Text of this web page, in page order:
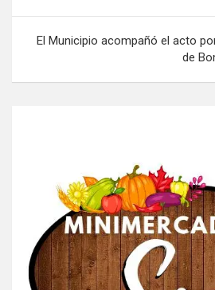
entradas
El Municipio acompañó el acto
de